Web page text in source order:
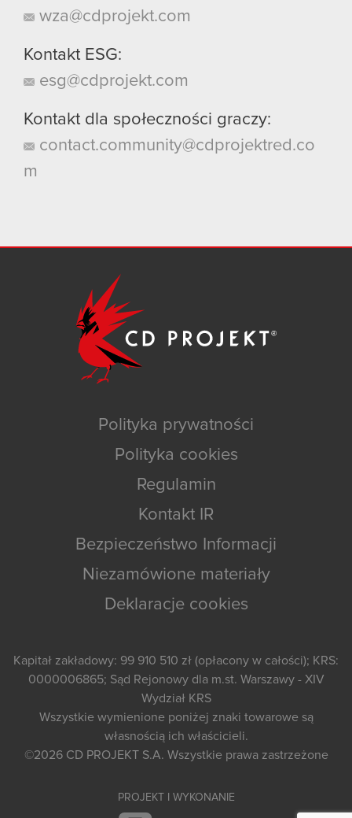
wza@cdprojekt.com
Kontakt ESG:
esg@cdprojekt.com
Kontakt dla społeczności graczy:
contact.community@cdprojektred.co
m
Polityka prywatności
Polityka cookies
Regulamin
Kontakt IR
Bezpieczeństwo Informacji
Niezamówione materiały
Deklaracje cookies
Kapitał zakładowy: 99 910 510 zł (opłacony w całości); KRS:
0000006865; Sąd Rejonowy dla m.st. Warszawy - XIV
Wydział KRS
Wszystkie wymienione poniżej znaki towarowe są
własnością ich właścicieli.
©2026 CD PROJEKT S.A. Wszystkie prawa zastrzeżone
PROJEKT I WYKONANIE